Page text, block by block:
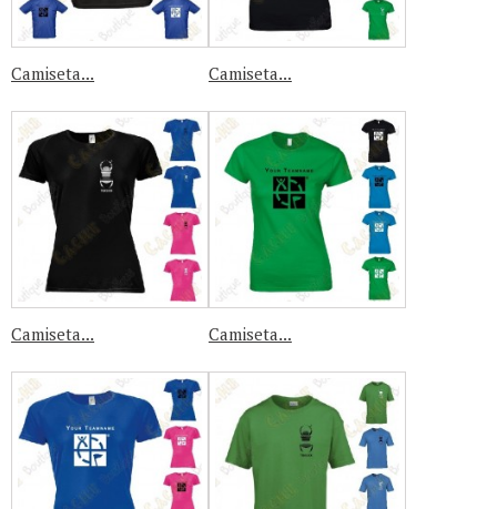
Camiseta... Camiseta...
Camiseta... Camiseta...